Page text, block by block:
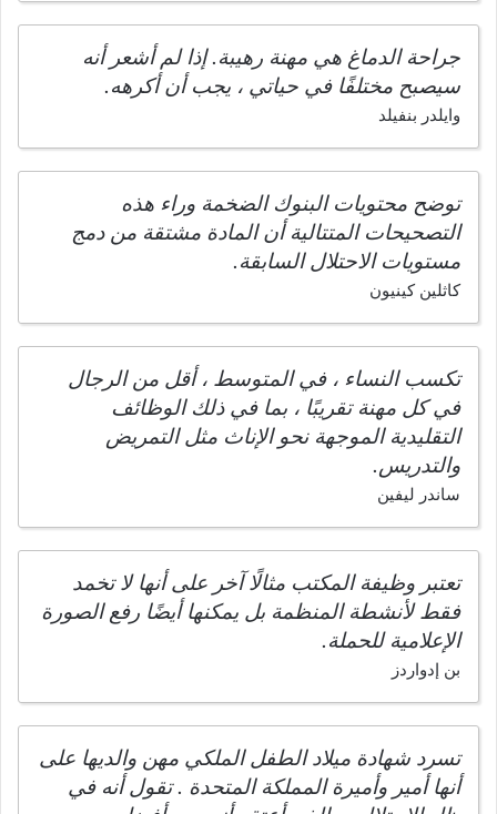
جراحة الدماغ هي مهنة رهيبة. إذا لم أشعر أنه
سيصبح مختلفًا في حياتي ، يجب أن أكرهه.
وايلدر بنفيلد
توضح محتويات البنوك الضخمة وراء هذه
التصحيحات المتتالية أن المادة مشتقة من دمج
مستويات الاحتلال السابقة.
كاثلين كينيون
تكسب النساء ، في المتوسط ، أقل من الرجال
في كل مهنة تقريبًا ، بما في ذلك الوظائف
التقليدية الموجهة نحو الإناث مثل التمريض
والتدريس.
ساندر ليفين
تعتبر وظيفة المكتب مثالًا آخر على أنها لا تخمد
فقط لأنشطة المنظمة بل يمكنها أيضًا رفع الصورة
الإعلامية للحملة.
بن إدواردز
تسرد شهادة ميلاد الطفل الملكي مهن والديها على
أنها أمير وأميرة المملكة المتحدة . تقول أنه في